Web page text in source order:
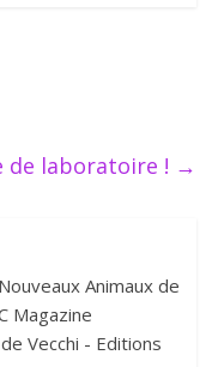
de laboratoire ! →
Animaux de
Magazine
Vecchi - Editions